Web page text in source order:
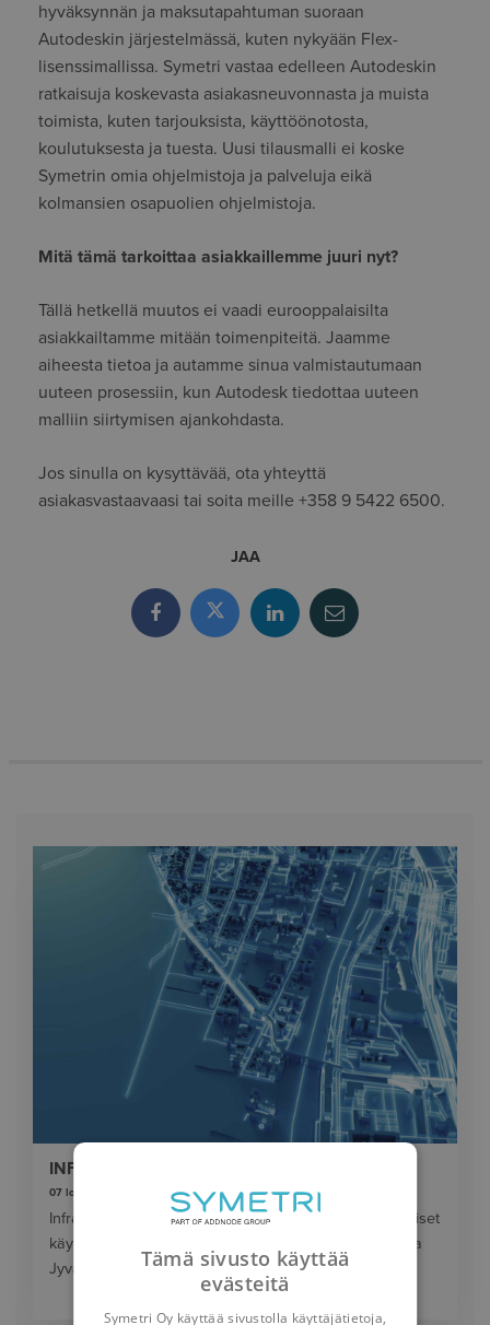
hyväksynnän ja maksutapahtuman suoraan
Autodeskin järjestelmässä, kuten nykyään Flex-
lisenssimallissa. Symetri vastaa edelleen Autodeskin
ratkaisuja koskevasta asiakasneuvonnasta ja muista
toimista, kuten tarjouksista, käyttöönotosta,
koulutuksesta ja tuesta. Uusi tilausmalli ei koske
Symetrin omia ohjelmistoja ja palveluja eikä
kolmansien osapuolien ohjelmistoja.
Mitä tämä tarkoittaa asiakkaillemme juuri nyt?
Tällä hetkellä muutos ei vaadi eurooppalaisilta
asiakkailtamme mitään toimenpiteitä. Jaamme
aiheesta tietoa ja autamme sinua valmistautumaan
uuteen prosessiin, kun Autodesk tiedottaa uuteen
malliin siirtymisen ajankohdasta.
Jos sinulla on kysyttävää, ota yhteyttä
asiakasvastaavaasi tai soita meille +358 9 5422 6500.
JAA
INFRA FORUM 2026
07 lokakuuta 2026
Infrasuunnittelun ammattilaisille suunnatut kaksipäiväiset
käyttäjäpäivät järjestetään tänä vuonna 7.-8. lokakuuta
Jyväskylässä. Tämä sivusto käyttää
evästeitä
Symetri Oy käyttää sivustolla käyttäjätietoja,